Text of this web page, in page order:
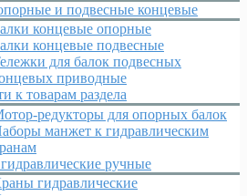
и подвесные концевые
концевые опорные
концевые подвесные
для балок подвесных
приводные
к товарам раздела
редукторы для опорных балок
манжет к гидравлическим
ручные
гидравлические